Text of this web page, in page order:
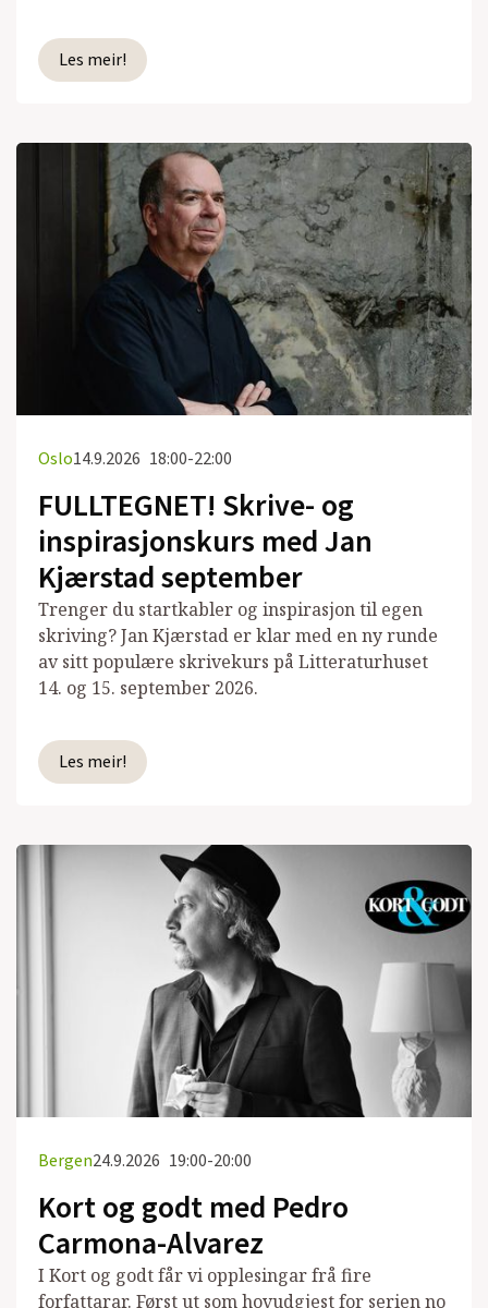
Les meir!
Oslo14.9.2026 18:00-22:00
FULLTEGNET! Skrive- og
inspirasjonskurs med Jan
Kjærstad september
Trenger du startkabler og inspirasjon til egen
skriving? Jan Kjærstad er klar med en ny runde
av sitt populære skrivekurs på Litteraturhuset
14. og 15. september 2026.
Les meir!
Bergen24.9.2026 19:00-20:00
Kort og godt med Pedro
Carmona-Alvarez
I Kort og godt får vi opplesingar frå fire
forfattarar. Først ut som hovudgjest for serien no